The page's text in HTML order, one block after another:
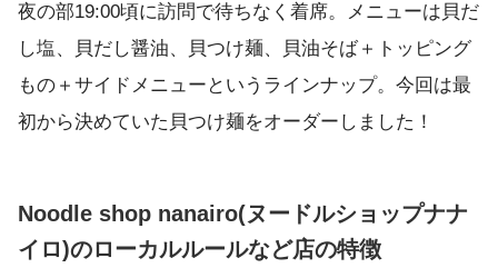
夜の部19:00頃に訪問で待ちなく着席。メニューは貝だ
し塩、貝だし醤油、貝つけ麺、貝油そば＋トッピング
もの＋サイドメニューというラインナップ。今回は最
初から決めていた貝つけ麺をオーダーしました！
Noodle shop nanairo(ヌードルショップナナ
イロ)のローカルルールなど店の特徴